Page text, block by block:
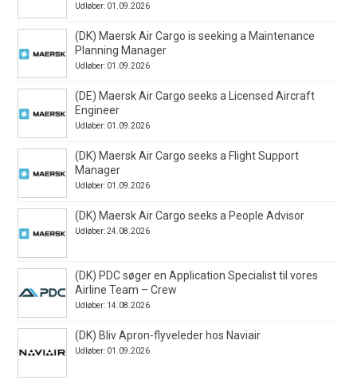
Udløber: 01.09.2026
(DK) Maersk Air Cargo is seeking a Maintenance
Planning Manager
Udløber: 01.09.2026
(DE) Maersk Air Cargo seeks a Licensed Aircraft
Engineer
Udløber: 01.09.2026
(DK) Maersk Air Cargo seeks a Flight Support
Manager
Udløber: 01.09.2026
(DK) Maersk Air Cargo seeks a People Advisor
Udløber: 24.08.2026
(DK) PDC søger en Application Specialist til vores
Airline Team – Crew
Udløber: 14.08.2026
(DK) Bliv Apron-flyveleder hos Naviair
Udløber: 01.09.2026